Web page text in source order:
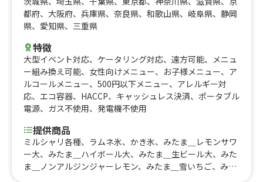
都府、 大阪府、 兵庫県、 奈良県、 和歌山県、 岐阜県、 静岡
県、 愛知県、 三重県
特徴
大型イベント対応、 ケータリング対応、 遠方可能、
メニュ
ー組み換え可能、 女性向けメニュー、 お子様メニュー、 ア
ルコールメニュー、 500円以下メニュー、 アレルギー対
応、 エコ容器、 HACCP、 キャッシュレス決済、 ポータブル
電源、 ガス不使用、 発電機不使用
提供商品
ミルシャリ各種、ラムネ氷、かき氷、みたま＿レモンサワ
ー大、みたま＿ハイボール大、みたま＿生ビール大、みた
ま＿ノンアルジンジャーレモン、みたま＿雪いちご、みた